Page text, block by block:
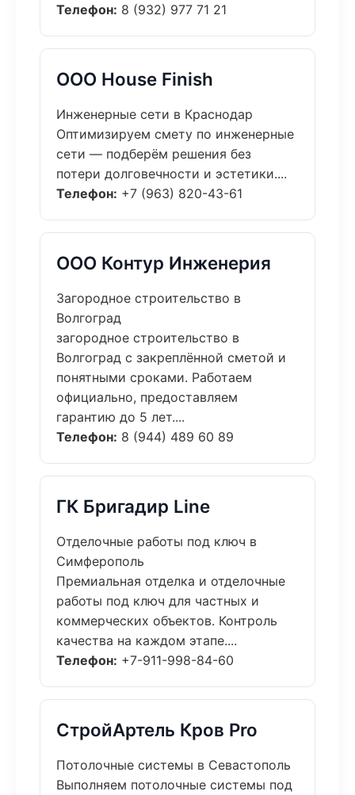
Телефон: 8 (932) 977 71 21
ООО House Finish
Инженерные сети в Краснодар
Оптимизируем смету по инженерные
сети — подберём решения без
потери долговечности и эстетики....
Телефон: +7 (963) 820-43-61
ООО Контур Инженерия
Загородное строительство в
Волгоград
загородное строительство в
Волгоград с закреплённой сметой и
понятными сроками. Работаем
официально, предоставляем
гарантию до 5 лет....
Телефон: 8 (944) 489 60 89
ГК Бригадир Line
Отделочные работы под ключ в
Симферополь
Премиальная отделка и отделочные
работы под ключ для частных и
коммерческих объектов. Контроль
качества на каждом этапе....
Телефон: +7-911-998-84-60
СтройАртель Кров Pro
Потолочные системы в Севастополь
Выполняем потолочные системы под